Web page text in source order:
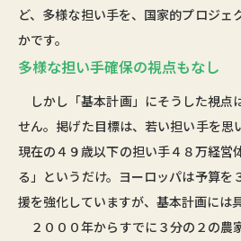
ど、多様な担い手を、国家的プロジェ
かです。
多様な担い手確保の視点もなし
しかし「基本計画」にそうした視点
せん。掲げた目標は、若い担い手を思
現在の４９歳以下の担い手４８万経営
る」というだけ。ヨーロッパは予算を
援を強化していますが、基本計画には
２０００年からすでに３分の２の農